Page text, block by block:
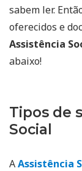
sabem ler.
oferecidos e
Assistência
abaixo!
Tipos de
Social
AAssistência